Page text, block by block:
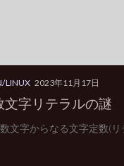
LINUX 2023年11月17日
文字リテラルの謎
文字からなる文字定数(リ